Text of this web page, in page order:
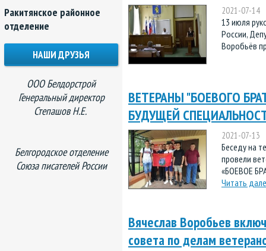
2021-07-14
13 июля
России,
Воробьёв
ВЕТЕРАНЫ "БОЕВОГО
БУДУЩЕЙ
2021-07-13
Беседу на
провели
«БОЕВОЕ
Читать
Вячеслав Воробьев
совета по делам
Ракитянское районное
отделение
НАШИ ДРУЗЬЯ
ООО Белдорстрой
Генеральный директор
Степашов Н.Е.
Белгородское отделение
Союза писателей России